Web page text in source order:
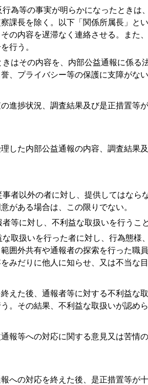
為等の事実が明らかになったときは
課長を除く。以下「関係所属長」と
の内容を遅滞なく連絡させる。また
行う。
はその内容を、内部公益通報に係る
、プライバシー等の保護に支障がな
進捗状況、調査結果及び是正措置等
した内部公益通報の内容、調査結果
者以外の者に対し、提供してはなら
がある場合は、この限りでない。
等に対し、不利益な取扱いを行うこ
取扱いを行った者に対し、行為態様
囲外共有や通報者の探索を行った職
みだりに他人に知らせ、又は不当な
えた後、通報者等に対する不利益な
。その結果、不利益な取扱いが認め
報等への対応に関する意見又は苦情
への対応を終えた後、是正措置等が